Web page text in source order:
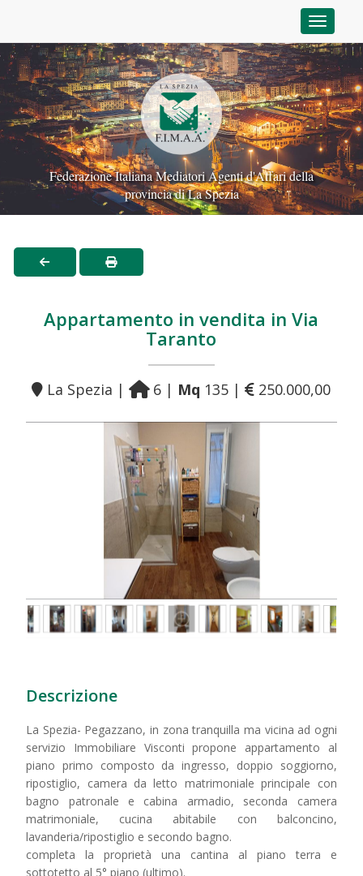
Toggle
Federazione Italiana Mediatori Agenti d'Affari della
provincia di La Spezia
Appartamento in vendita in Via
Taranto
La Spezia | 6 | Mq 135 | 250.000,00
Descrizione
La Spezia- Pegazzano, in zona tranquilla ma vicina ad ogni
servizio Immobiliare Visconti propone appartamento al
piano primo composto da ingresso, doppio soggiorno,
ripostiglio, camera da letto matrimoniale principale con
bagno patronale e cabina armadio, seconda camera
matrimoniale, cucina abitabile con balconcino,
lavanderia/ripostiglio e secondo bagno.
completa la proprietà una cantina al piano terra e
sottotetto al 5° piano (ultimo).